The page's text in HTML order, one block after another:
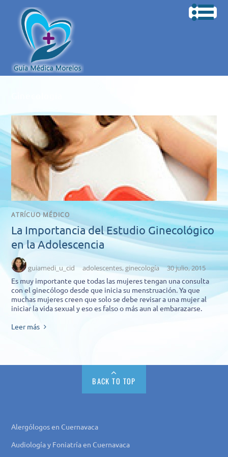
ATRÍCUO MÉDICO
La Importancia del Estudio Ginecológico
en la Adolescencia
guiamedi_u_cid adolescentes,ginecología
30 julio, 2015
Es muy importante que todas las mujeres tengan una consulta
con el ginecólogo desde que inicia su menstruación. Ya que
muchas mujeres creen que solo se debe revisar a una mujer al
iniciar la vida sexual y eso es falso o más aun al embarazarse.
Leer más
BACK TO TOP
Alergólogos en Cuernavaca
Audiología y Foniatría en Cuernavaca